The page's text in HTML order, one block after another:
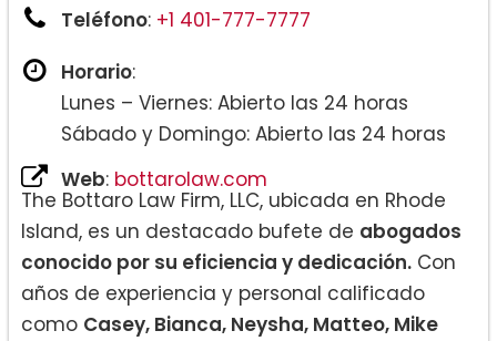
Teléfono: +1 401-777-7777
Horario:
Lunes – Viernes: Abierto las 24 horas
Sábado y Domingo: Abierto las 24 horas
Web: bottarolaw.com
The Bottaro Law Firm, LLC, ubicada en Rhode
Island, es un destacado bufete de abogados
conocido por su eficiencia y dedicación. Con
años de experiencia y personal calificado
como Casey, Bianca, Neysha, Matteo, Mike